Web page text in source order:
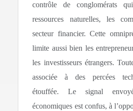
contrôle de conglomérats
ressources naturelles, les
secteur financier. Cette
limite aussi bien les
les investisseurs étrangers.
associée à des percées
étouffée. Le signal
économiques est confus, à